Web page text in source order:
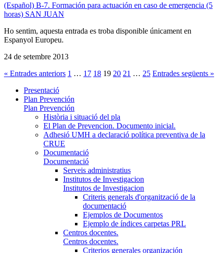
(Español) B-7. Formación para actuación en caso de emergencia (5
horas) SAN JUAN
Ho sentim, aquesta entrada es troba disponible únicament en
Espanyol Europeu.
24 de setembre 2013
« Entrades anteriors 1 … 17 18 19 20 21 … 25 Entrades següents »
Presentació
Plan Prevención
Plan Prevención
Història i situació del pla
El Plan de Prevencion. Documento inicial.
Adhesió UMH a declaració política preventiva de la
CRUE
Documentació
Documentació
Serveis administratius
Institutos de Investigacion
Institutos de Investigacion
Criteris generals d'organització de la
documentació
Ejemplos de Documentos
Ejemplo de índices carpetas PRL
Centros docentes.
Centros docentes.
Criterios generales organización